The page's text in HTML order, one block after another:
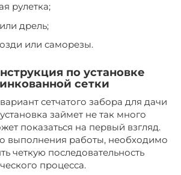
рулетка;
дрель;
или саморезы.
по установке
сетки
сетчатого забора для дачи
займет не так много
показаться на первый взгляд.
выполнения работы, необходимо
четкую последовательность
процесса.